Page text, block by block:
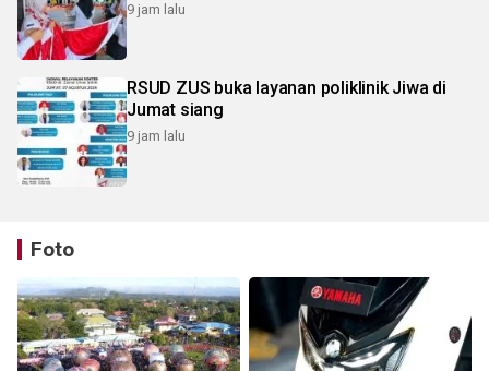
9 jam lalu
RSUD ZUS buka layanan poliklinik Jiwa di
Jumat siang
9 jam lalu
Foto